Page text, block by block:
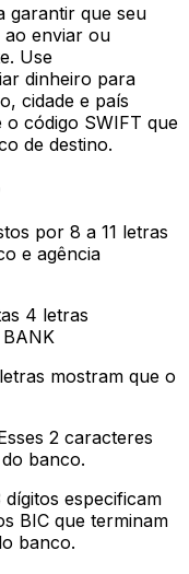
garantir que seu
enviar ou
Use
dinheiro para
cidade e país
o código SWIFT que
de destino.
por 8 a 11 letras
e agência
4 letras
BANK
mostram que o
2 caracteres
banco.
dígitos especificam
BIC que terminam
banco.